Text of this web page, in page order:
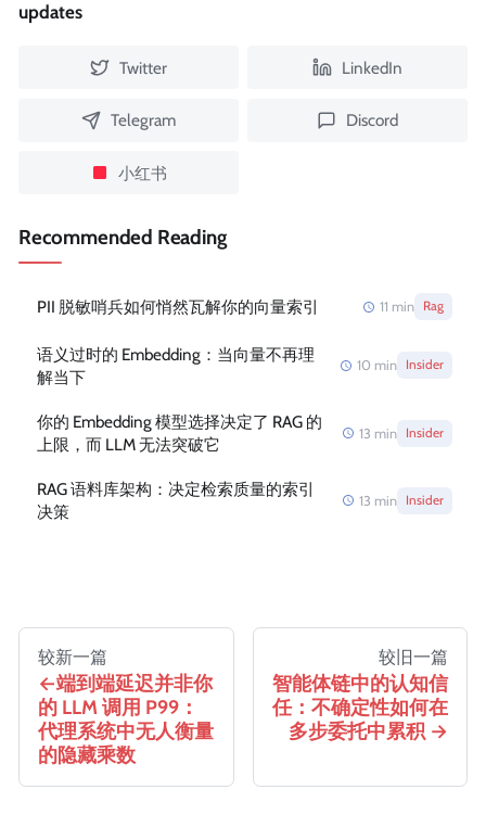
updates
Twitter LinkedIn
Telegram Discord
小红书
Recommended Reading
PII 脱敏哨兵如何悄然瓦解你的向量索引 11 min Rag
语义过时的 Embedding：当向量不再理
解当下
10 min Insider
你的 Embedding 模型选择决定了 RAG 的
上限，而 LLM 无法突破它
13 min Insider
RAG 语料库架构：决定检索质量的索引
决策
13 min Insider
较新一篇
端到端延迟并非你
的 LLM 调用 P99：
代理系统中无人衡量
的隐藏乘数
较旧一篇
智能体链中的认知信
任：不确定性如何在
多步委托中累积